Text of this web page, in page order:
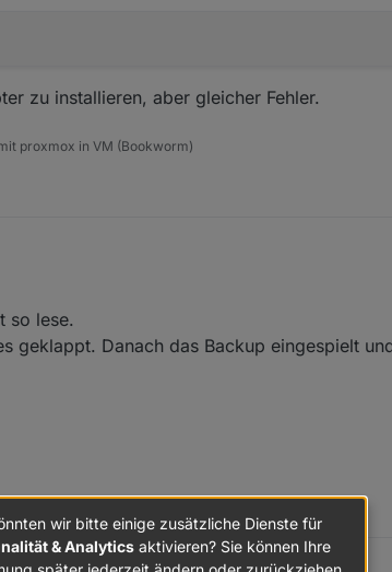
zu installieren, aber gleicher Fehler.
proxmox in VM (Bookworm)
mit "Hindernissen" ;)
kommt folgende Fehlermeldung:
iobroker/node_modules/@abandonware/
1
zu installieren, aber gleicher Fehler.
so lese.
geklappt. Danach das Backup eingespielt
wir bitte einige zusätzliche Dienste für
& Analytics aktivieren? Sie können Ihre